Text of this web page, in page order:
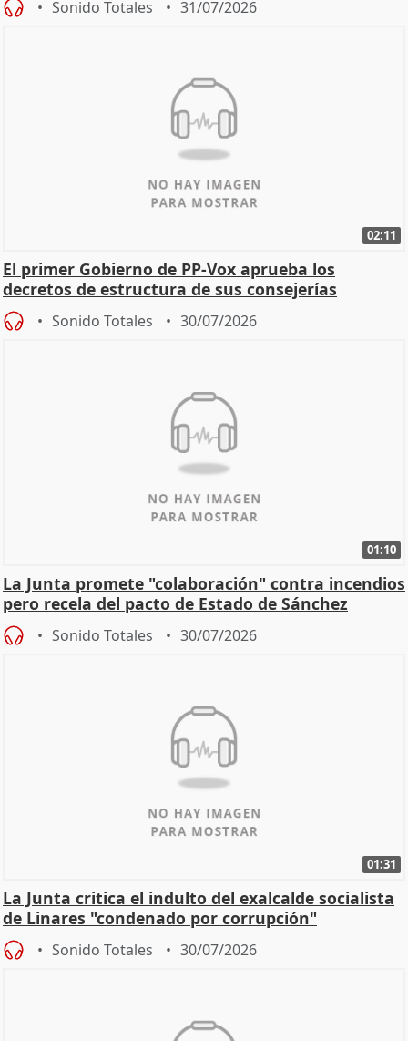
Sonido Totales 31/07/2026
02:11
El primer Gobierno de PP-Vox aprueba los
decretos de estructura de sus consejerías
Sonido Totales 30/07/2026
01:10
La Junta promete "colaboración" contra incendios
pero recela del pacto de Estado de Sánchez
Sonido Totales 30/07/2026
01:31
La Junta critica el indulto del exalcalde socialista
de Linares "condenado por corrupción"
Sonido Totales 30/07/2026